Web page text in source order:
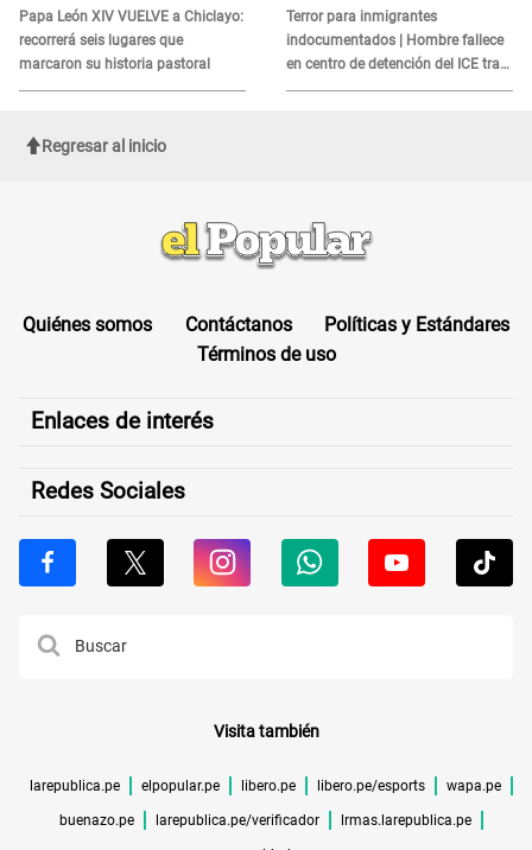
Papa León XIV VUELVE a Chiclayo:
recorrerá seis lugares que
marcaron su historia pastoral
es?
Terror para inmigrantes
indocumentados | Hombre fallece
en centro de detención del ICE tras
sufrir una "emergencia médica"
Regresar al inicio
Quiénes somos Contáctanos
Políticas y Estándares
Términos de uso
Enlaces de interés
Redes Sociales
Visita también
larepublica.pe elpopular.pe libero.pe libero.pe/esports wapa.pe
buenazo.pe larepublica.pe/verificador lrmas.larepublica.pe